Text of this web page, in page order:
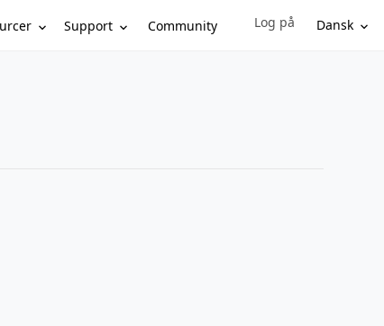
Support Community Sign in to your account
Log på Dansk